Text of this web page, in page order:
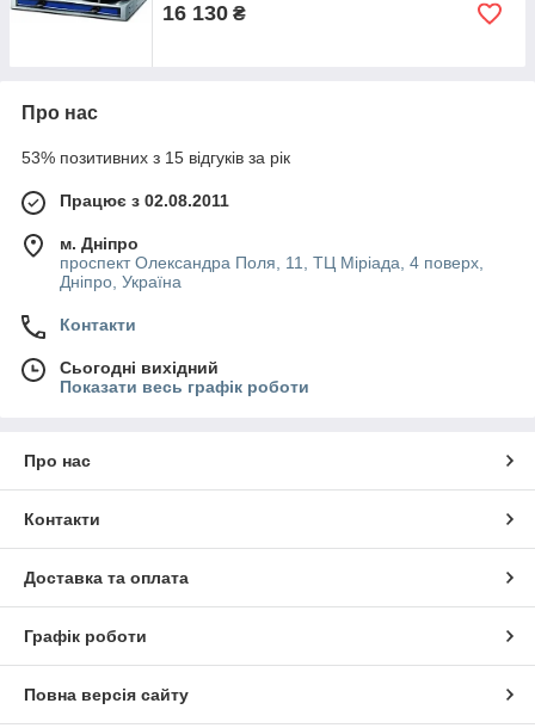
16 130 ₴
Про нас
53% позитивних з 15 відгуків за рік
Працює з 02.08.2011
м. Дніпро
проспект Олександра Поля, 11, ТЦ Міріада, 4 поверх,
Дніпро, Україна
Контакти
Сьогодні вихідний
Показати весь графік роботи
Про нас
Контакти
Доставка та оплата
Графік роботи
Повна версія сайту